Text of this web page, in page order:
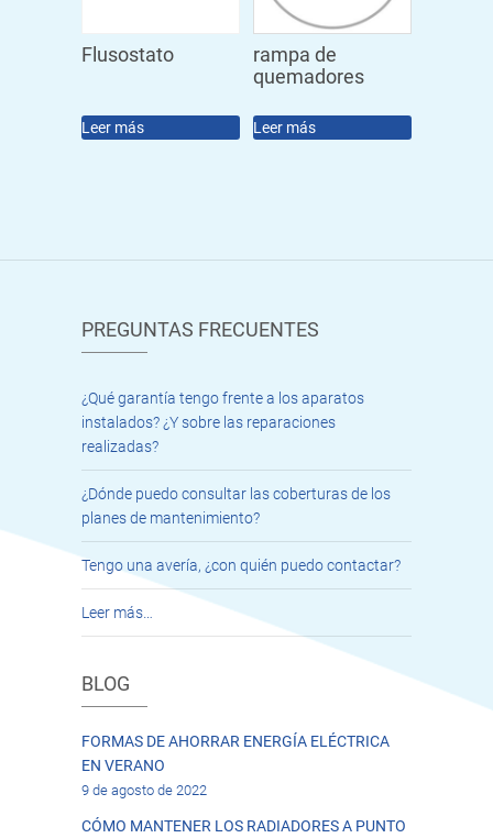
Flusostato
Leer más
rampa de
quemadores
Leer más
PREGUNTAS FRECUENTES
¿Qué garantía tengo frente a los aparatos
instalados? ¿Y sobre las reparaciones
realizadas?
¿Dónde puedo consultar las coberturas de los
planes de mantenimiento?
Tengo una avería, ¿con quién puedo contactar?
Leer más…
BLOG
FORMAS DE AHORRAR ENERGÍA ELÉCTRICA
EN VERANO
9 de agosto de 2022
CÓMO MANTENER LOS RADIADORES A PUNTO